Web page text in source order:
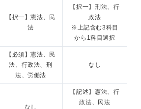
【択一】憲法、民
法
【択一】刑法、行
政法
※上記含む3科目
から1科目選択
【必須】憲法、民
法、行政法、刑
法、労働法
なし
なし
【記述】憲法、行
政法、民法